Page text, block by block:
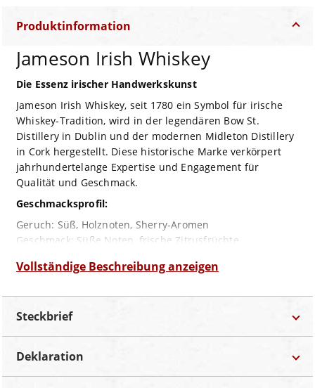
Produktinformation
Jameson Irish Whiskey
Die Essenz irischer Handwerkskunst
Jameson Irish Whiskey, seit 1780 ein Symbol für irische
Whiskey-Tradition, wird in der legendären Bow St.
Distillery in Dublin und der modernen Midleton Distillery
in Cork hergestellt. Diese historische Marke verkörpert
jahrhundertelange Expertise und Engagement für
Qualität und Geschmack.
Geschmacksprofil:
Geruch: Süß, Holznoten, Sherry-Aromen
Geschmack: Süße Noten, frische Zitrusfrüchte,
Abgang: Mittellang, trocken, frisch-fruchtige Noten
Dieser besondere Whiskey besticht durch eine süße Note
in der Nase, begleitet von Holz- und Sherry-Aromen. Am
Gaumen entfaltet sich eine frische Note, die an
Vollständige Beschreibung anzeigen
Steckbrief
Marke
Jameson
Deklaration